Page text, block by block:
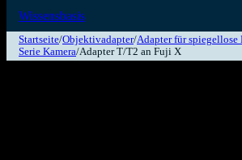
Wissensbasis
Startseite/Objektivadapter/Adapter für spiegellose
Serie Kamera/Adapter T/T2 an Fuji X